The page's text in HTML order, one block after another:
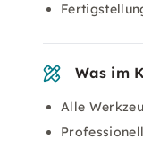
Was im
Alle